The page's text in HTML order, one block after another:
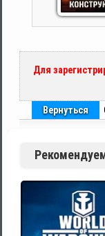
Для
Вернуться